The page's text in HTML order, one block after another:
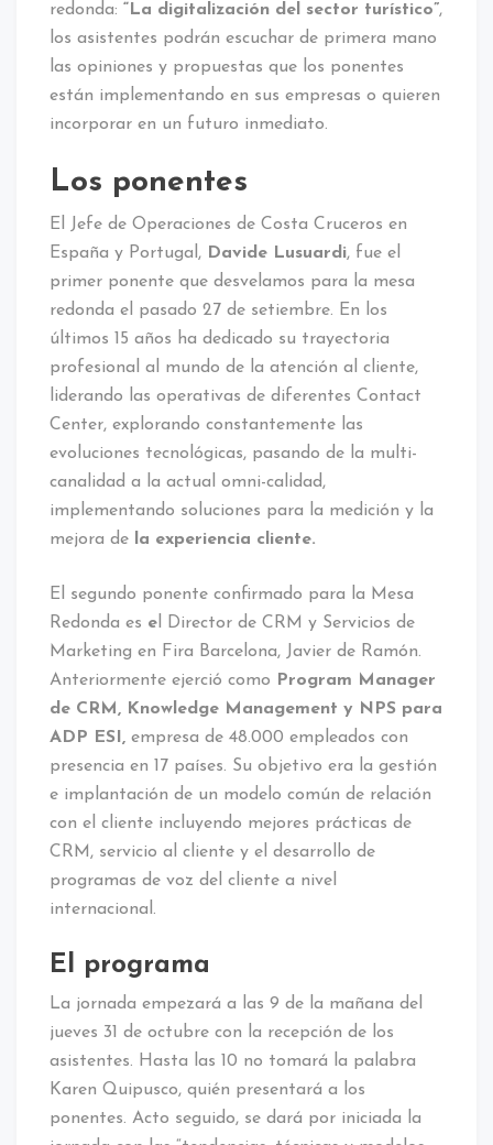
redonda: “La digitalización del sector turístico”,
los asistentes podrán escuchar de primera mano
las opiniones y propuestas que los ponentes
están implementando en sus empresas o quieren
incorporar en un futuro inmediato.
Los ponentes
El Jefe de Operaciones de Costa Cruceros en
España y Portugal, Davide Lusuardi, fue el
primer ponente que desvelamos para la mesa
redonda el pasado 27 de setiembre. En los
últimos 15 años ha dedicado su trayectoria
profesional al mundo de la atención al cliente,
liderando las operativas de diferentes Contact
Center, explorando constantemente las
evoluciones tecnológicas, pasando de la multi-
canalidad a la actual omni-calidad,
implementando soluciones para la medición y la
mejora de la experiencia cliente.
El segundo ponente confirmado para la Mesa
Redonda es e l Director de CRM y Servicios de
Marketing en Fira Barcelona, Javier de Ramón.
Anteriormente ejerció como
Program Manager
de CRM, Knowledge Management y NPS para
ADP ESI, empresa de 48.000 empleados con
presencia en 17 países. Su objetivo era la gestión
e implantación de un modelo común de relación
con el cliente incluyendo mejores prácticas de
CRM, servicio al cliente y el desarrollo de
programas de voz del cliente a nivel
internacional.
El programa
La jornada empezará a las 9 de la mañana del
jueves 31 de octubre con la recepción de los
asistentes. Hasta las 10 no tomará la palabra
Karen Quipusco, quién presentará a los
ponentes. Acto seguido, se dará por iniciada la